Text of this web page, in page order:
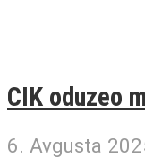
CIK oduzeo
6. Avgusta